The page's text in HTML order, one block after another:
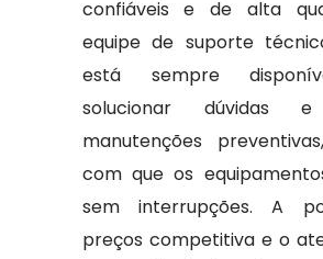
confiáveis e de alta
equipe de suporte
está sempre
solucionar dúvidas
manutenções
com que os
sem interrupções. A
preços competitiva e o